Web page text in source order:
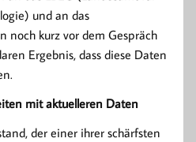
und an das
noch kurz vor dem Gespräch
Ergebnis, dass diese Daten
mit aktuelleren Daten
der einer ihrer schärfsten